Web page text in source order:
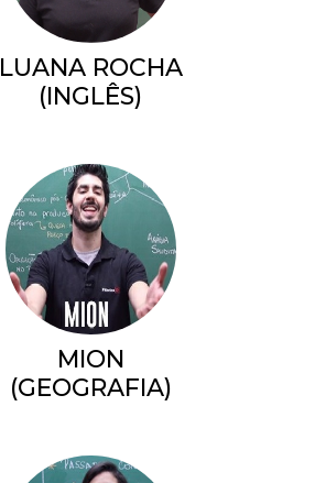
LUANA ROCHA
(INGLÊS)
MION
(GEOGRAFIA)